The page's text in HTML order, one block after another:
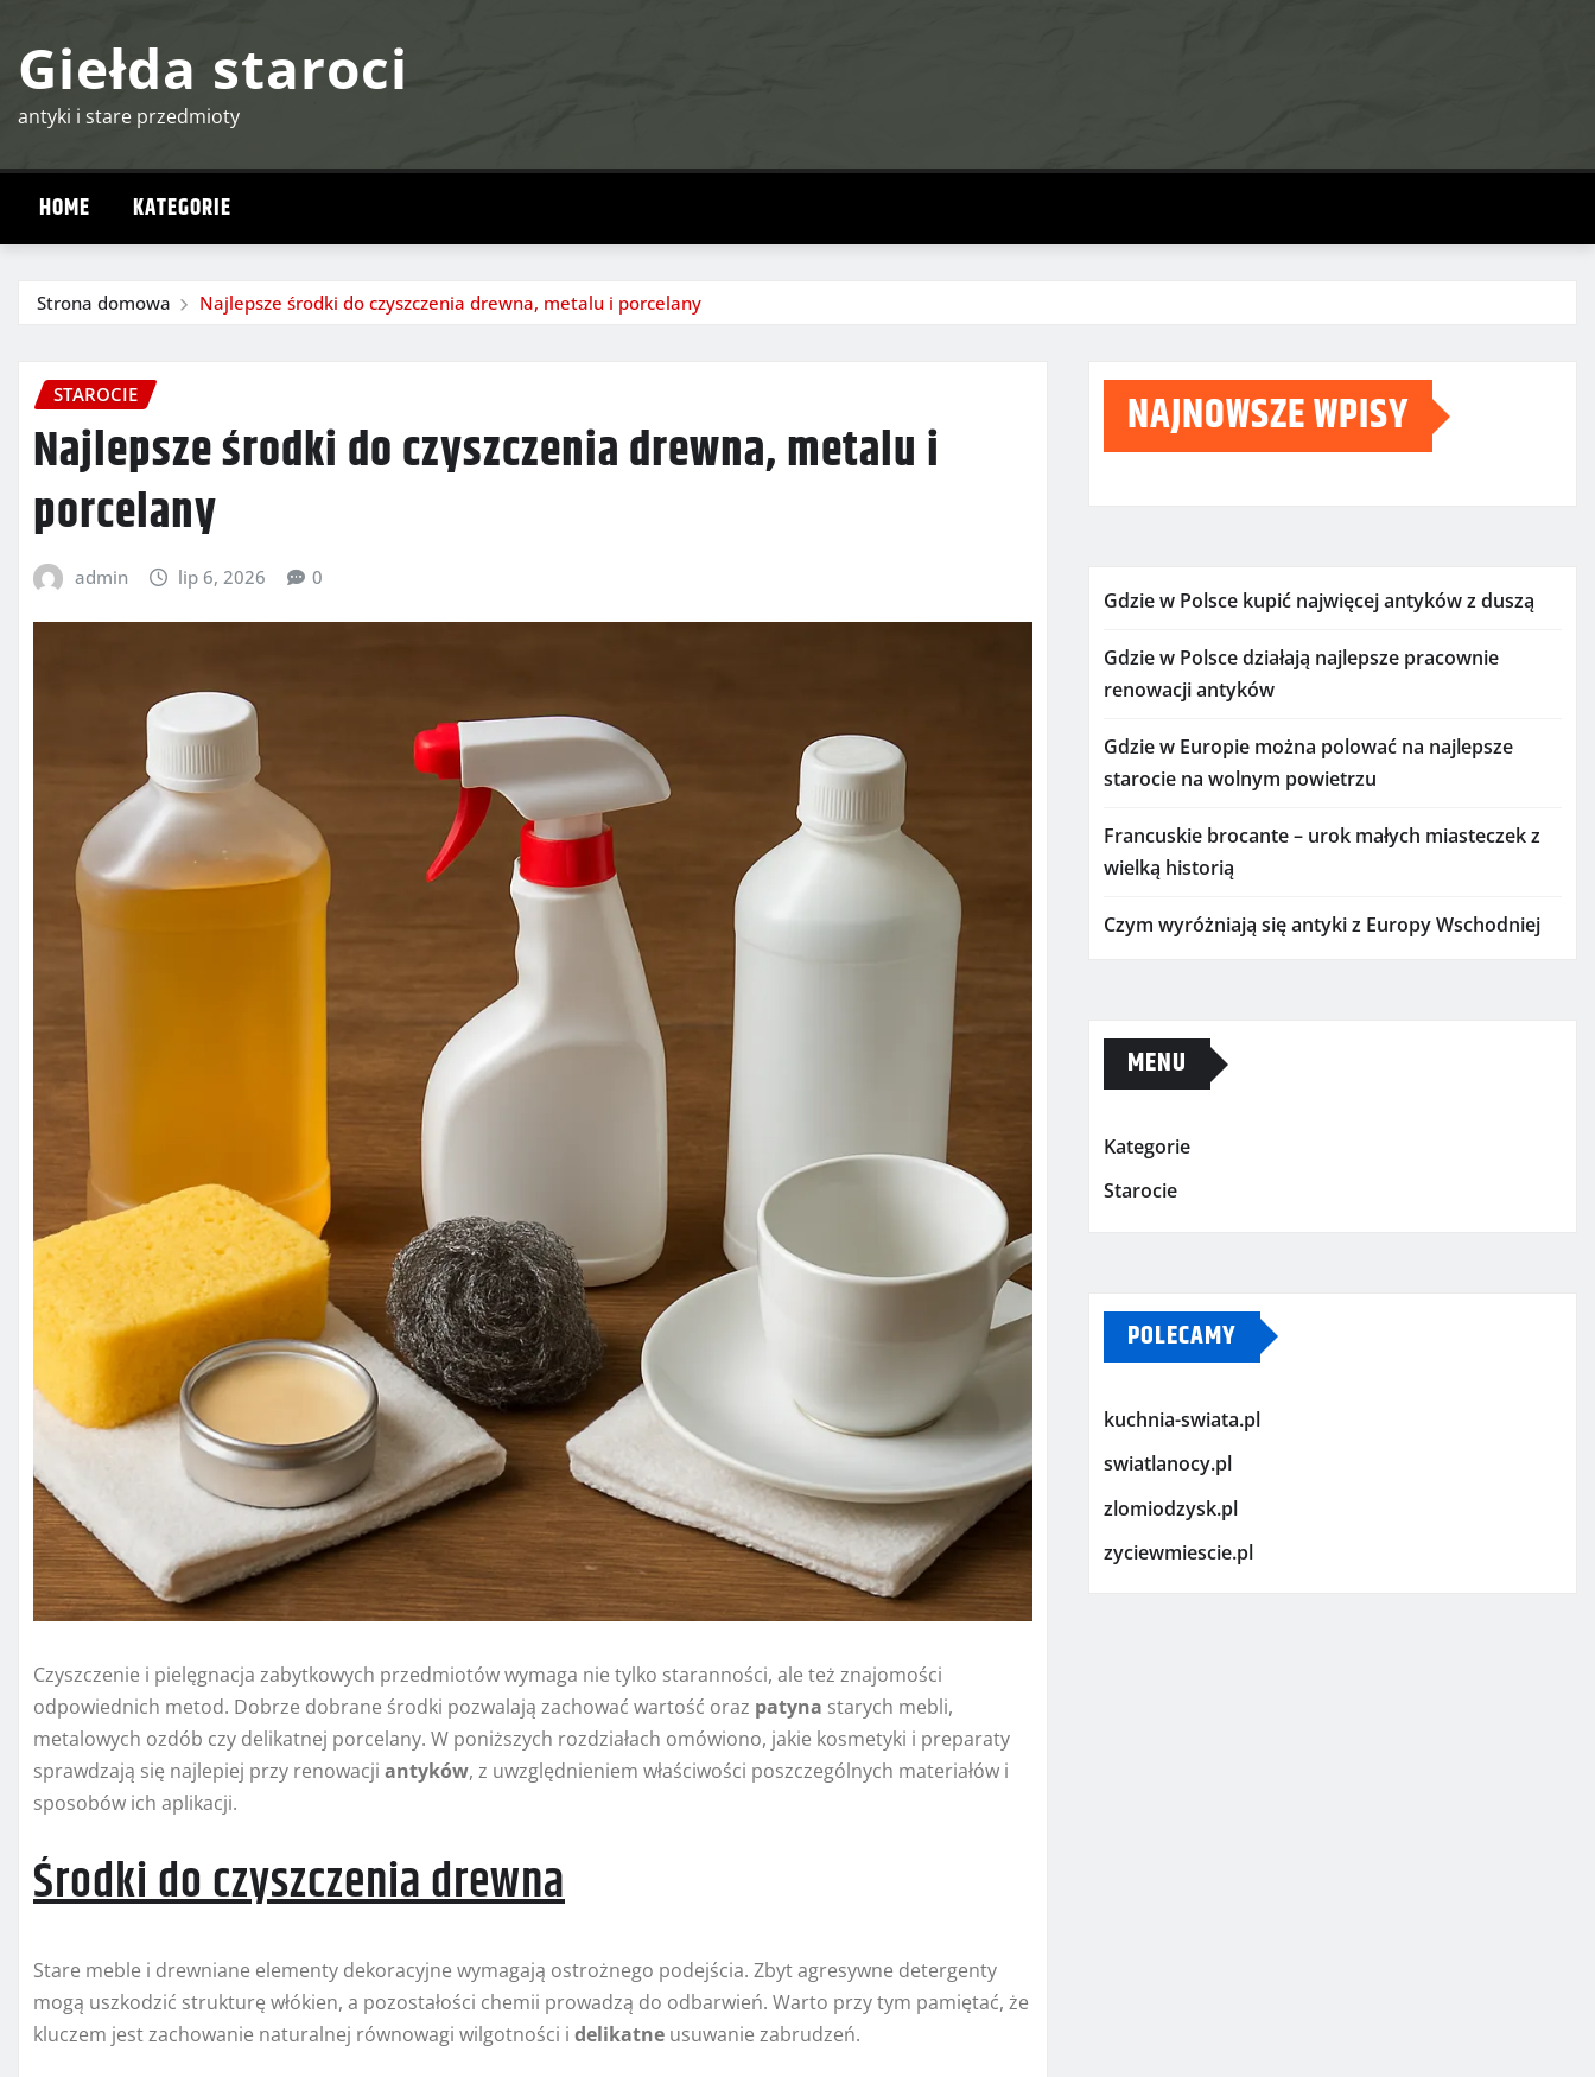
treściGiełda staroci
antyki i stare przedmioty
HOME KATEGORIE
Strona domowa Najlepsze środki do czyszczenia drewna, metalu i porcelany
STAROCIE
Najlepsze środki do czyszczenia drewna, metalu i
porcelany
admin lip 6, 2026 0
Czyszczenie i pielęgnacja zabytkowych przedmiotów wymaga nie tylko staranności, ale też znajomości
odpowiednich metod. Dobrze dobrane środki pozwalają zachować wartość oraz patyna starych mebli,
metalowych ozdób czy delikatnej porcelany. W poniższych rozdziałach omówiono, jakie kosmetyki i preparaty
sprawdzają się najlepiej przy renowacji antyków, z uwzględnieniem właściwości poszczególnych materiałów i
sposobów ich aplikacji.
Środki do czyszczenia drewna
Stare meble i drewniane elementy dekoracyjne wymagają ostrożnego podejścia. Zbyt agresywne detergenty
mogą uszkodzić strukturę włókien, a pozostałości chemii prowadzą do odbarwień. Warto przy tym pamiętać, że
kluczem jest zachowanie naturalnej równowagi wilgotności i delikatne usuwanie zabrudzeń.
NAJNOWSZE WPISY
Gdzie w Polsce kupić najwięcej antyków z duszą
Gdzie w Polsce działają najlepsze pracownie
renowacji antyków
Gdzie w Europie można polować na najlepsze
starocie na wolnym powietrzu
Francuskie brocante – urok małych miasteczek z
wielką historią
Czym wyróżniają się antyki z Europy Wschodniej
MENU
Kategorie
Starocie
POLECAMY
kuchnia-swiata.pl
swiatlanocy.pl
zlomiodzysk.pl
zyciewmiescie.pl